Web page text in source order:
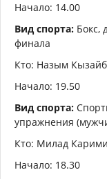
Начало: 14.00
Вид спорта: Бокс,
финала
Кто: Назым
Начало: 19.50
Вид спорта:
упражнения
Кто: Милад Карими
Начало: 18.30